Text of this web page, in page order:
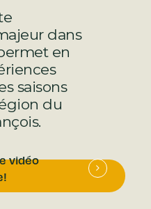
dans
en
saisons
du
vidéo